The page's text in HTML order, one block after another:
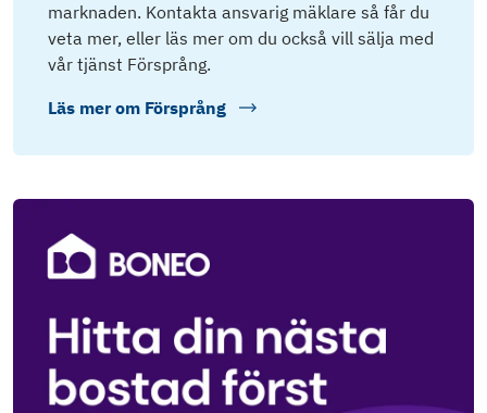
marknaden. Kontakta ansvarig mäklare så får du
veta mer, eller läs mer om du också vill sälja med
vår tjänst Försprång.
Läs mer om Försprång